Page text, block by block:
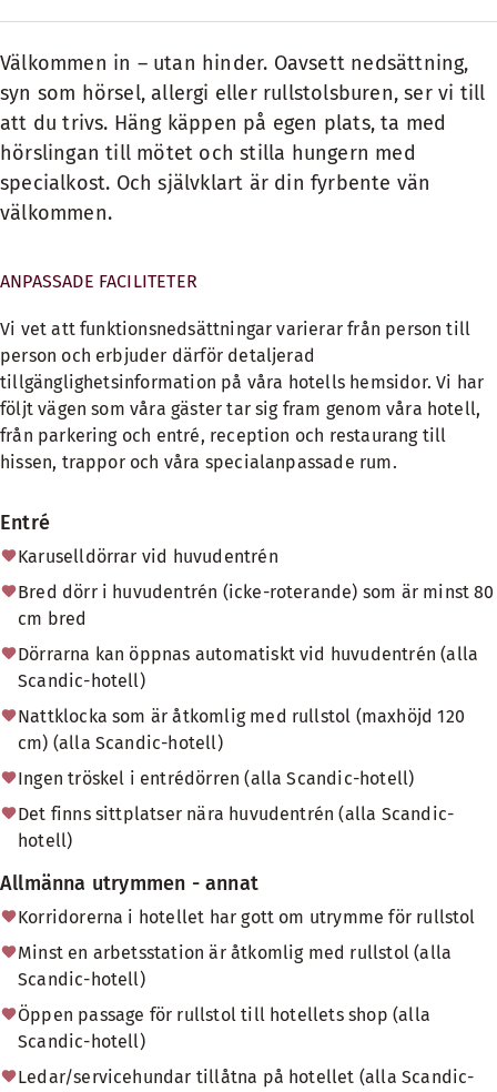
Välkommen in – utan hinder. Oavsett nedsättning,
syn som hörsel, allergi eller rullstolsburen, ser vi till
att du trivs. Häng käppen på egen plats, ta med
hörslingan till mötet och stilla hungern med
specialkost. Och självklart är din fyrbente vän
välkommen.
ANPASSADE FACILITETER
Vi vet att funktionsnedsättningar varierar från person till
person och erbjuder därför detaljerad
tillgänglighetsinformation på våra hotells hemsidor. Vi har
följt vägen som våra gäster tar sig fram genom våra hotell,
från parkering och entré, reception och restaurang till
hissen, trappor och våra specialanpassade rum.
Entré
Karuselldörrar vid huvudentrén
Bred dörr i huvudentrén (icke-roterande) som är minst 80
cm bred
Dörrarna kan öppnas automatiskt vid huvudentrén (alla
Scandic-hotell)
Nattklocka som är åtkomlig med rullstol (maxhöjd 120
cm) (alla Scandic-hotell)
Ingen tröskel i entrédörren (alla Scandic-hotell)
Det finns sittplatser nära huvudentrén (alla Scandic-
hotell)
Allmänna utrymmen - annat
Korridorerna i hotellet har gott om utrymme för rullstol
Minst en arbetsstation är åtkomlig med rullstol (alla
Scandic-hotell)
Öppen passage för rullstol till hotellets shop (alla
Scandic-hotell)
Ledar/servicehundar tillåtna på hotellet (alla Scandic-